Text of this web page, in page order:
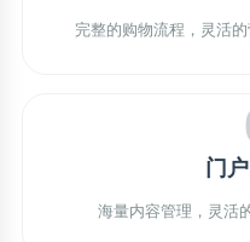
完整的购物流程，灵活
门
海量内容管理，灵活